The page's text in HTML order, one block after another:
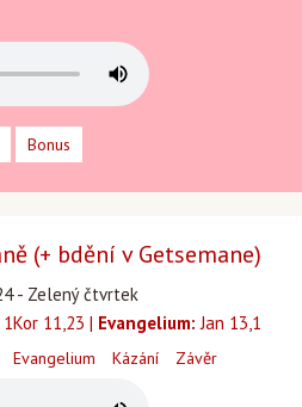
Bonus
(+ bdění v Getsemane)
- Zelený čtvrtek
1Kor 11,23 | Evangelium: Jan 13,1
Evangelium Kázání Závěr